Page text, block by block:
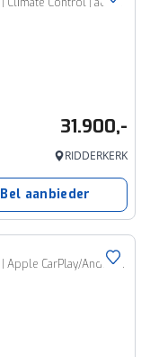
31.900,-
RIDDERKERK
Bel aanbieder
2WD | BTW voertuig | Cruise Control Adaptive | Apple CarPlay/Android Auto | Achteruitrijcamera | Lichtmetalen Velgen | Navigatie |